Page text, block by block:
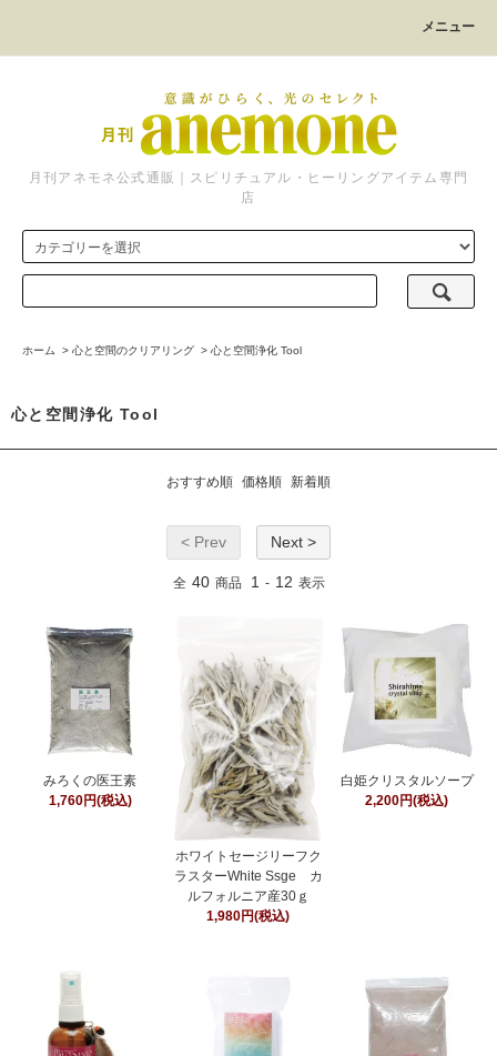
メニュー
月刊アネモネ公式通販｜スピリチュアル・ヒーリングアイテム専門
店
ホーム > 心と空間のクリアリング > 心と空間浄化 Tool
心と空間浄化 Tool
おすすめ順 価格順 新着順
< Prev Next >
全 40 商品 1 - 12 表示
みろくの医王素
1,760円(税込)
ホワイトセージリーフク
ラスターWhite Ssge カ
ルフォルニア産30ｇ
1,980円(税込)
白姫クリスタルソープ
2,200円(税込)